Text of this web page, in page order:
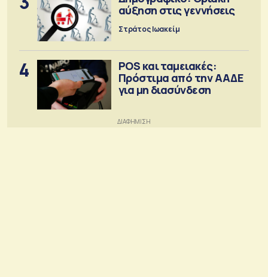
αύξηση στις γεννήσεις
Στράτος Ιωακείμ
4
POS και ταμειακές:
Πρόστιμα από την ΑΑΔΕ
για μη διασύνδεση